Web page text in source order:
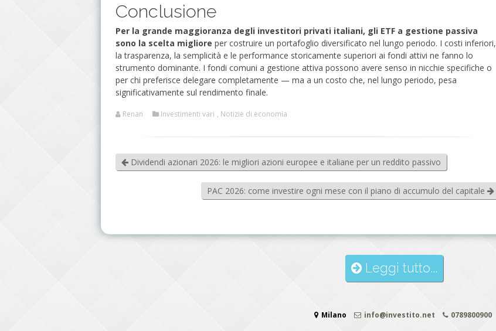
Conclusione
Per la grande maggioranza degli investitori privati italiani, gli ETF a gestione passiva
sono la scelta migliore per costruire un portafoglio diversificato nel lungo periodo. I costi inferiori,
la trasparenza, la semplicità e le performance storicamente superiori ai fondi attivi ne fanno lo
strumento dominante. I fondi comuni a gestione attiva possono avere senso in nicchie specifiche o
per chi preferisce delegare completamente — ma a un costo che, nel lungo periodo, pesa
significativamente sul rendimento finale.
Renan Investimenti vari , Notizie di economia
Dividendi azionari 2026: le migliori azioni europee e italiane per un reddito passivo
PAC 2026: come investire ogni mese con il piano di accumulo del capitale
Leggi tutto...
Milano info@investito.net 0789800900